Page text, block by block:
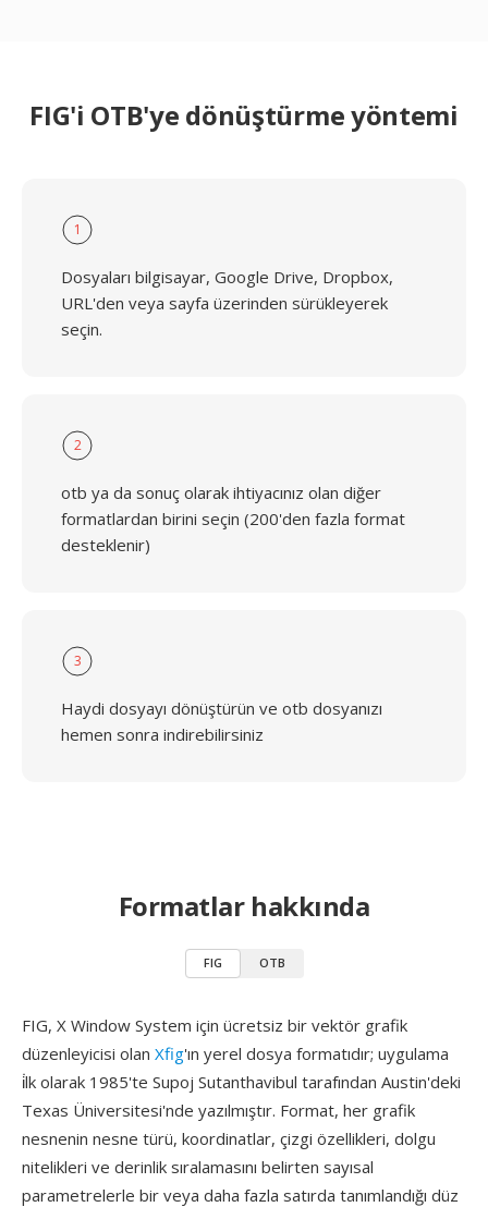
FIG'i OTB'ye dönüştürme yöntemi
1
Dosyaları bilgisayar, Google Drive, Dropbox,
URL'den veya sayfa üzerinden sürükleyerek
seçin.
2
otb ya da sonuç olarak ihtiyacınız olan diğer
formatlardan birini seçin (200'den fazla format
desteklenir)
3
Haydi dosyayı dönüştürün ve otb dosyanızı
hemen sonra indirebilirsiniz
Formatlar hakkında
FIG OTB
FIG, X Window System için ücretsiz bir vektör grafik
düzenleyicisi olan Xfig'ın yerel dosya formatıdır; uygulama
i̇lk olarak 1985'te Supoj Sutanthavibul tarafından Austin'deki
Texas Üniversitesi'nde yazılmıştır. Format, her grafik
nesnenin nesne türü, koordinatlar, çizgi özellikleri, dolgu
nitelikleri ve derinlik sıralamasını belirten sayısal
parametrelerle bir veya daha fazla satırda tanımlandığı düz